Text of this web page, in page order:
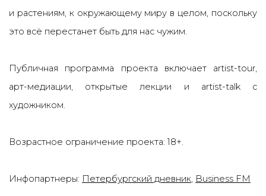
и растениям, к окружающему миру в целом, поскольку
это всё перестанет быть для нас чужим.
Публичная программа проекта включает artist-tour,
арт-медиации, открытые лекции и artist-talk с
художником.
Возрастное ограничение проекта: 18+.
Инфопартнеры: Петербургский дневник, Business FM